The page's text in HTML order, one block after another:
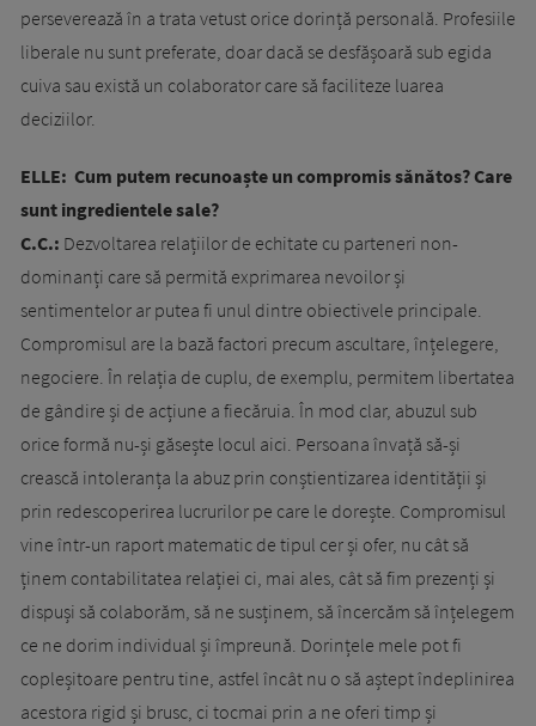
perseverează în a trata vetust orice dorință personală. Profesiile
liberale nu sunt preferate, doar dacă se desfășoară sub egida
cuiva sau există un colaborator care să faciliteze luarea
deciziilor.
ELLE: Cum putem recunoaște un compromis sănătos? Care
sunt ingredientele sale?
C.C.: Dezvoltarea relațiilor de echitate cu parteneri non-
dominanți care să permită exprimarea nevoilor și
sentimentelor ar putea fi unul dintre obiectivele principale.
Compromisul are la bază factori precum ascultare, înțelegere,
negociere. În relația de cuplu, de exemplu, permitem libertatea
de gândire și de acțiune a fiecăruia. În mod clar, abuzul sub
orice formă nu-și găsește locul aici. Persoana învață să-și
crească intoleranța la abuz prin conștientizarea identității și
prin redescoperirea lucrurilor pe care le dorește. Compromisul
vine într-un raport matematic de tipul cer și ofer, nu cât să
ținem contabilitatea relației ci, mai ales, cât să fim prezenți și
dispuși să colaborăm, să ne susținem, să încercăm să înțelegem
ce ne dorim individual și împreună. Dorințele mele pot fi
copleșitoare pentru tine, astfel încât nu o să aștept îndeplinirea
acestora rigid și brusc, ci tocmai prin a ne oferi timp și